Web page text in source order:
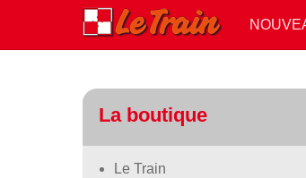
La boutique
Le Train